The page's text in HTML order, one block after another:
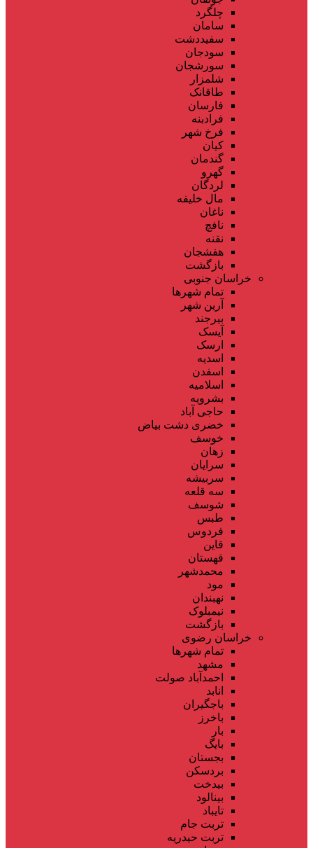
چلگرد
سامان
سفیددشت
سودجان
سورشجان
شلمزار
طاقانک
فارسان
فرادبنه
فرخ شهر
کیان
گندمان
گهرو
لردگان
مال خلیفه
ناغان
نافچ
نقنه
هفشجان
بازگشت
خراسان جنوبی
تمام شهر‌ها
آرین شهر
بیرجند
آیسک
ارسک
اسدیه
اسفدن
اسلامیه
بشرویه
حاجی آباد
خضری دشت بیاض
خوسف
زهان
سرایان
سربیشه
سه قلعه
شوسف
طبس
فردوس
قاین
قهستان
محمدشهر
مود
نهبندان
نیمبلوک
بازگشت
خراسان رضوی
تمام شهر‌ها
مشهد
احمدآباد صولت
انابد
باجگیران
باخرز
بار
بایگ
بجستان
بردسکن
بیدخت
بینالود
تایباد
تربت جام
تربت حیدریه